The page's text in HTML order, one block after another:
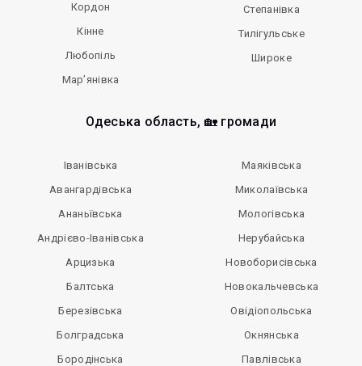
Кордон
Кінне
Любопіль
Мар’янівка
Степанівка
Тилігульське
Широке
Одеська область, 🏡 громади
Іванівська
Авангардівська
Ананьївська
Андрієво-Іванівська
Арцизька
Балтська
Березівська
Болградська
Бородінська
Маяківська
Миколаївська
Мологівська
Нерубайська
Новоборисівська
Новокальчевська
Овідіопольська
Окнянська
Павлівська